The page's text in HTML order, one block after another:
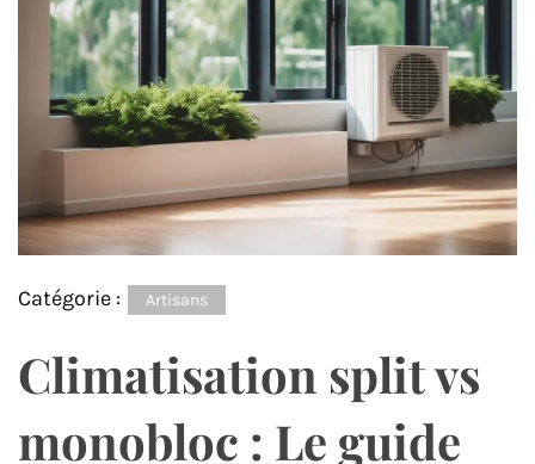
Catégorie : Artisans
Climatisation split vs
monobloc : Le guide